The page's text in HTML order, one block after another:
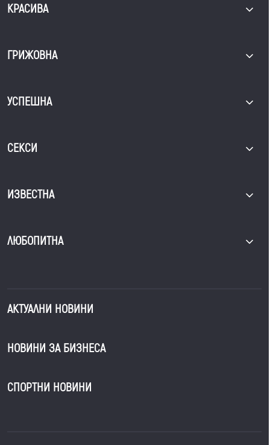
КРАСИВА
ГРИЖОВНА
УСПЕШНА
СЕКСИ
ИЗВЕСТНА
ЛЮБОПИТНА
АКТУАЛНИ НОВИНИ
НОВИНИ ЗА БИЗНЕСА
СПОРТНИ НОВИНИ